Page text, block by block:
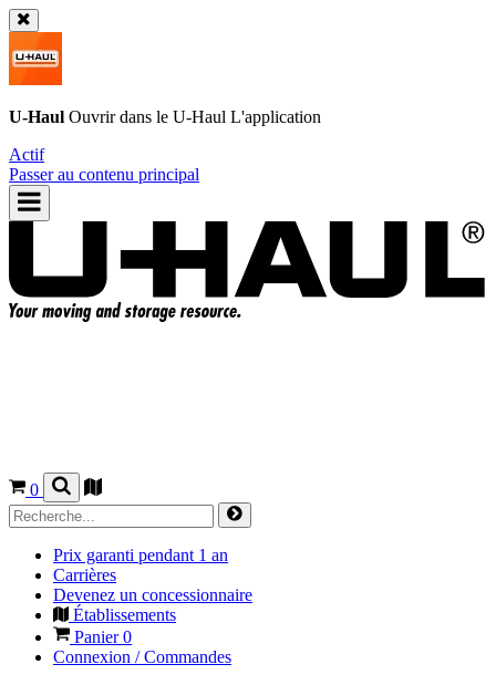
U-Haul Ouvrir dans le U-Haul L'application
Actif
Passer au contenu principal
0
Prix garanti pendant 1 an
Carrières
Devenez un concessionnaire
Établissements
Panier0
Connexion / Commandes